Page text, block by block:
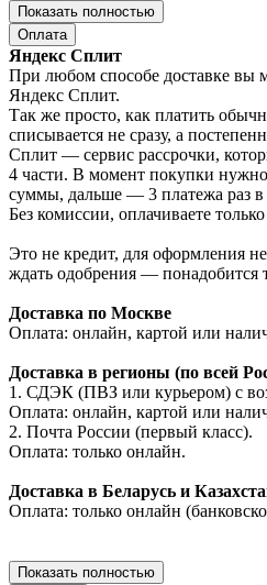
Показать полностью
Оплата
Яндекс Сплит
При любом способе доставке вы
Яндекс Сплит.
Так же просто, как платить
списывается не сразу, а
Сплит — сервис рассрочки,
4 части. В момент покупки нужно
суммы, дальше — 3 платежа раз в
Без комиссии, оплачиваете только
Это не кредит, для оформления
ждать одобрения — понадобится
Доставка по Москве
Оплата: онлайн, картой или
Доставка в регионы (по всей
1. СДЭК (ПВЗ или курьером) с
Оплата: онлайн, картой или
2. Почта России (первый класс).
Оплата: только онлайн.
Доставка в Беларусь и
Оплата: только онлайн
Показать полностью